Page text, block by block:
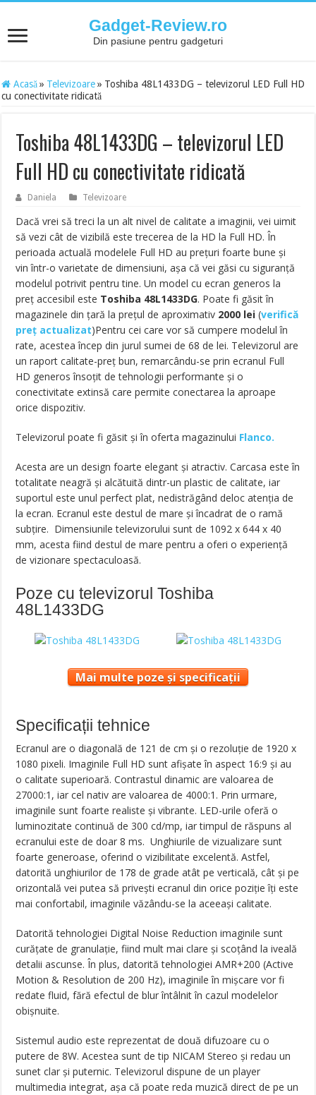
Gadget-Review.ro
Din pasiune pentru gadgeturi
Acasă » Televizoare » Toshiba 48L1433DG – televizorul LED Full HD
cu conectivitate ridicată
Toshiba 48L1433DG – televizorul LED
Full HD cu conectivitate ridicată
Daniela Televizoare
Dacă vrei să treci la un alt nivel de calitate a imaginii, vei uimit
să vezi cât de vizibilă este trecerea de la HD la Full HD. În
perioada actuală modelele Full HD au prețuri foarte bune și
vin într-o varietate de dimensiuni, așa că vei găsi cu siguranță
modelul potrivit pentru tine. Un model cu ecran generos la
preț accesibil este Toshiba 48L1433DG. Poate fi găsit în
magazinele din țară la prețul de aproximativ 2000 lei (verifică
preț actualizat)Pentru cei care vor să cumpere modelul în
rate, acestea încep din jurul sumei de 68 de lei. Televizorul are
un raport calitate-preț bun, remarcându-se prin ecranul Full
HD generos însoțit de tehnologii performante și o
conectivitate extinsă care permite conectarea la aproape
orice dispozitiv.
Televizorul poate fi găsit și în oferta magazinului Flanco.
Acesta are un design foarte elegant și atractiv. Carcasa este în
totalitate neagră și alcătuită dintr-un plastic de calitate, iar
suportul este unul perfect plat, nedistrăgând deloc atenția de
la ecran. Ecranul este destul de mare și încadrat de o ramă
subțire. Dimensiunile televizorului sunt de 1092 x 644 x 40
mm, acesta fiind destul de mare pentru a oferi o experiență
de vizionare spectaculoasă.
Poze cu televizorul Toshiba
48L1433DG
Mai multe poze și specificații
Specificații tehnice
Ecranul are o diagonală de 121 de cm și o rezoluție de 1920 x
1080 pixeli. Imaginile Full HD sunt afișate în aspect 16:9 și au
o calitate superioară. Contrastul dinamic are valoarea de
27000:1, iar cel nativ are valoarea de 4000:1. Prin urmare,
imaginile sunt foarte realiste și vibrante. LED-urile oferă o
luminozitate continuă de 300 cd/mp, iar timpul de răspuns al
ecranului este de doar 8 ms. Unghiurile de vizualizare sunt
foarte generoase, oferind o vizibilitate excelentă. Astfel,
datorită unghiurilor de 178 de grade atât pe verticală, cât și pe
orizontală vei putea să privești ecranul din orice poziție îți este
mai confortabil, imaginile văzându-se la aceeași calitate.
Datorită tehnologiei Digital Noise Reduction imaginile sunt
curățate de granulație, fiind mult mai clare și scoțând la iveală
detalii ascunse. În plus, datorită tehnologiei AMR+200 (Active
Motion & Resolution de 200 Hz), imaginile în mișcare vor fi
redate fluid, fără efectul de blur întâlnit în cazul modelelor
obișnuite.
Sistemul audio este reprezentat de două difuzoare cu o
putere de 8W. Acestea sunt de tip NICAM Stereo și redau un
sunet clar și puternic. Televizorul dispune de un player
multimedia integrat, așa că poate reda muzică direct de pe un